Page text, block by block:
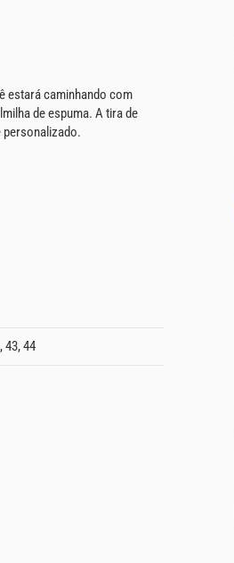
estará caminhando com
de espuma. A tira de
personalizado.
43, 44